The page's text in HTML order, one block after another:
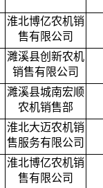
淮北博亿农机销
售有限公司
濉溪县创新农机
销售有限公司
濉溪县城南宏顺
农机销售部
淮北大迈农机销
售服务有限公司
淮北博亿农机销
售有限公司